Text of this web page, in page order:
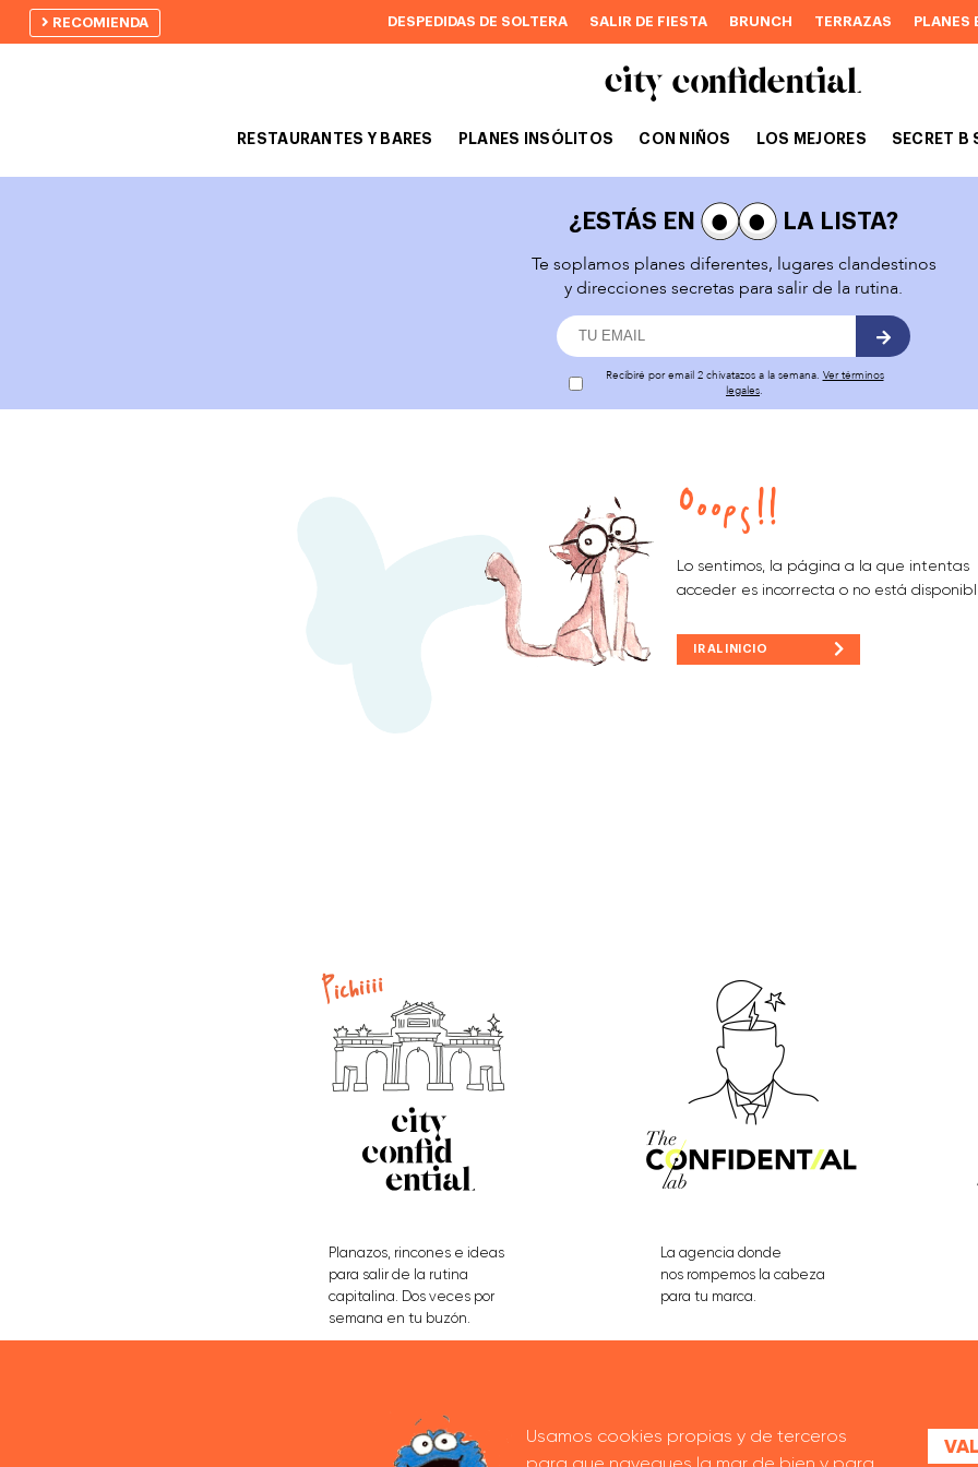
RECOMIENDA DESPEDIDAS DE SOLTERA SALIR DE FIESTA BRUNCH TERRAZAS PLANES
RESTAURANTES Y BARES PLANES INSÓLITOS CON NIÑOS LOS MEJORES SECRET B
¿ESTÁS EN
LA LISTA?
Te soplamos planes diferentes, lugares clandestinos
y direcciones secretas para salir de la rutina.
Recibiré por email 2 chivatazos a la semana. Ver términos
legales.
Ooops!!
Lo sentimos, la página a la que intentas
acceder es incorrecta o no está
IR AL INICIO
Planazos, rincones e ideas
para salir de la rutina
capitalina. Dos veces por
semana en tu buzón.
La agencia donde
nos rompemos la cabeza
para tu marca.
Usamos cookies propias y de terceros